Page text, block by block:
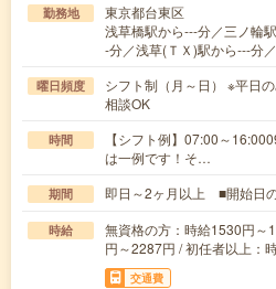
勤務地
東京都台東区
浅草橋駅から---分／三ノ輪
-分／浅草(ＴＸ)駅から---分
曜日頻度
シフト制（月～日） ※平日
相談OK
時間
【シフト例】07:00～
は一例です！そ…
期間 即日～2ヶ月以上 ■開始日
時給
無資格の方：時給1530円～
円～2287円 / 初任者以上：
交通費